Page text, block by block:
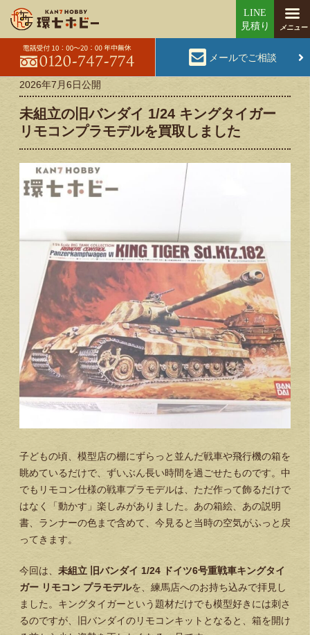
メールでご相談
2026年7月6日公開
未組立の旧バンダイ 1/24 キングタイガー
リモコンプラモデルを買取しました
子どもの頃、模型店の棚にずらっと並んだ戦車や飛行機の箱を
眺めているだけで、ずいぶん長い時間を過ごせたものです。中
でもリモコン仕様の戦車プラモデルは、ただ作って飾るだけで
はなく「動かす」楽しみがありました。あの箱絵、あの説明
書、ランナーの色まで含めて、今見ると当時の空気がふっと戻
ってきます。
今回は、 未組立 旧バンダイ 1/24 ドイツ6号重戦車キングタイ
ガー リモコン プラモデルを、練馬店へのお持ち込みで拝見し
ました。キングタイガーという題材だけでも模型好きには刺さ
るのですが、旧バンダイのリモコンキットとなると、箱を開け